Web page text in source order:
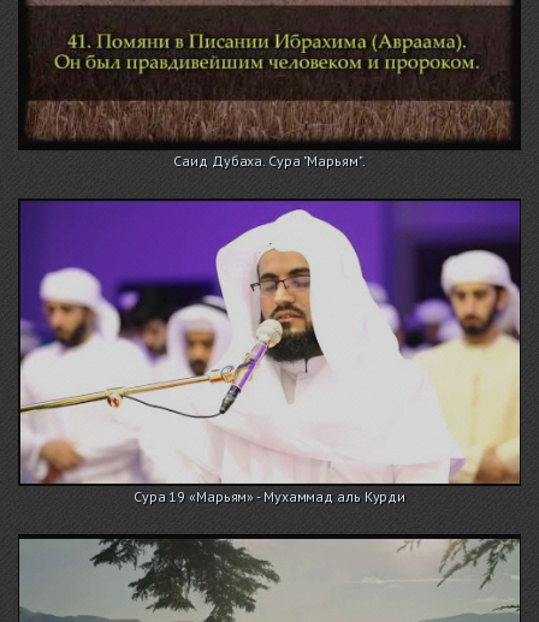
Саид Дубаха. Сура "Марьям".
Сура 19 «Марьям» - Мухаммад аль Курди